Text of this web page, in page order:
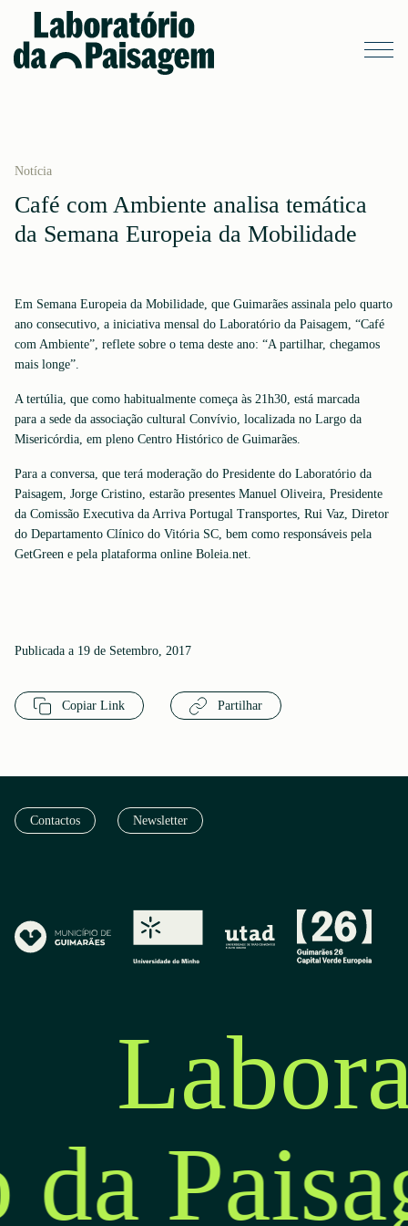
Notícia
Café com Ambiente analisa temática
da Semana Europeia da Mobilidade
Em Semana Europeia da Mobilidade, que Guimarães assinala pelo quarto
ano consecutivo, a iniciativa mensal do Laboratório da Paisagem, “Café
com Ambiente”, reflete sobre o tema deste ano: “A partilhar, chegamos
mais longe”.
A tertúlia, que como habitualmente começa às 21h30, está marcada
para a sede da associação cultural Convívio, localizada no Largo da
Misericórdia, em pleno Centro Histórico de Guimarães.
Para a conversa, que terá moderação do Presidente do Laboratório da
Paisagem, Jorge Cristino, estarão presentes Manuel Oliveira, Presidente
da Comissão Executiva da Arriva Portugal Transportes, Rui Vaz, Diretor
do Departamento Clínico do Vitória SC, bem como responsáveis pela
GetGreen e pela plataforma online Boleia.net.
Publicada a 19 de Setembro, 2017
Copiar Link Partilhar
Contactos Newsletter